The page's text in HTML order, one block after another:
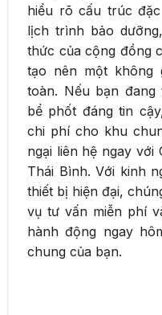
hiểu rõ cấu trúc
lịch trình bảo
thức của cộng đồng
tạo nên một không
toàn. Nếu bạn
bể phốt đáng tin
chi phí cho khu
ngại liên hệ ngay với
Thái Bình. Với kinh
thiết bị hiện đại,
vụ tư vấn miễn phí
hành động ngay
chung của bạn.